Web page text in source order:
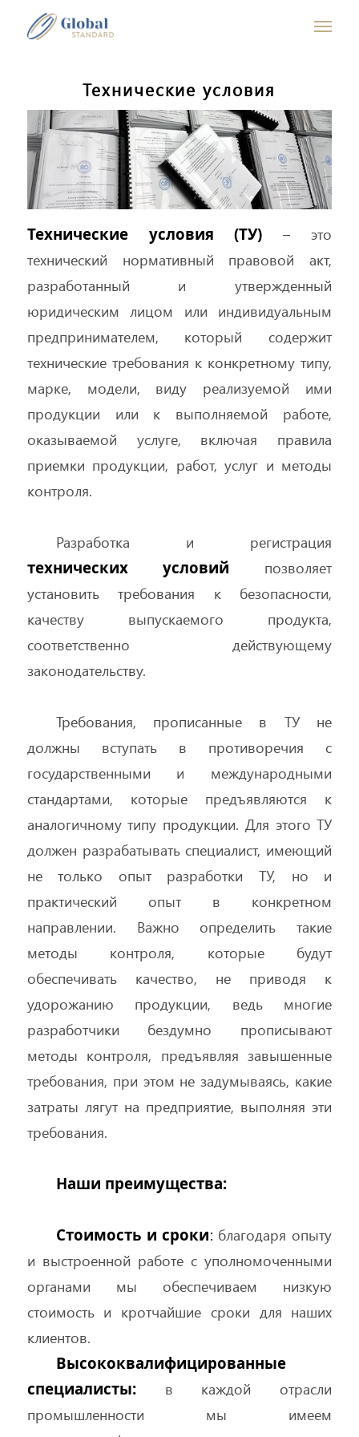
Технические условия
Технические условия (ТУ)
– это
технический нормативный правовой акт,
разработанный и утвержденный
юридическим лицом или индивидуальным
предпринимателем, который содержит
технические требования к конкретному типу,
марке, модели, виду реализуемой ими
продукции или к выполняемой работе,
оказываемой услуге, включая правила
приемки продукции, работ, услуг и методы
контроля.
Разработка и регистрация
технических условий
позволяет
установить требования к безопасности,
качеству выпускаемого продукта,
соответственно действующему
законодательству.
Требования, прописанные в ТУ не
должны вступать в противоречия с
государственными и международными
стандартами, которые предъявляются к
аналогичному типу продукции. Для этого ТУ
должен разрабатывать специалист, имеющий
не только опыт разработки ТУ, но и
практический опыт в конкретном
направлении. Важно определить такие
методы контроля, которые будут
обеспечивать качество, не приводя к
удорожанию продукции, ведь многие
разработчики бездумно прописывают
методы контроля, предъявляя завышенные
требования, при этом не задумываясь, какие
затраты лягут на предприятие, выполняя эти
требования.
Наши преимущества:
Стоимость и сроки: благодаря опыту
и выстроенной работе с уполномоченными
органами мы обеспечиваем низкую
стоимость и кротчайшие сроки для наших
клиентов.
Высококвалифицированные
специалисты:в каждой отрасли
промышленности мы имеем